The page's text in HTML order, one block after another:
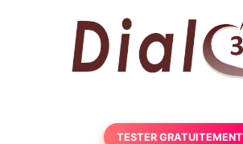
TESTER GRATUITEMENT